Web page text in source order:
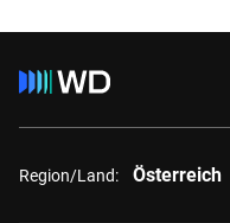
Region/Land: Österreich